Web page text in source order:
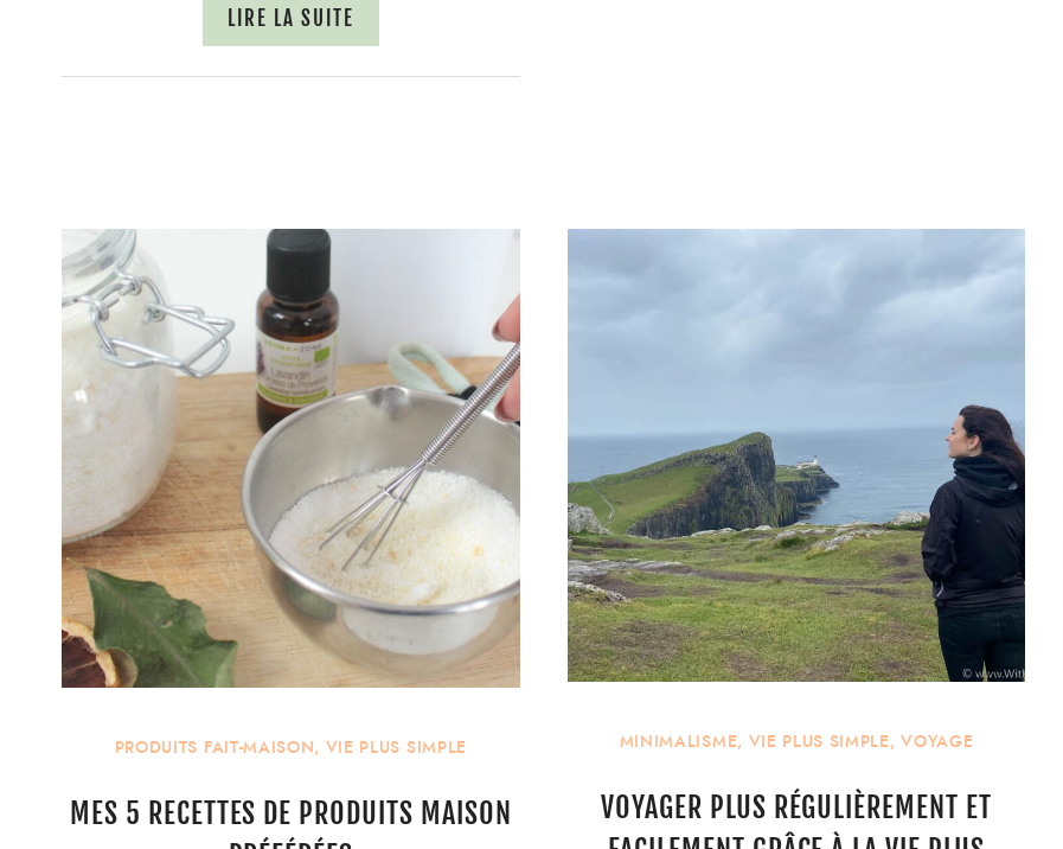
LIRE LA SUITE
PRODUITS FAIT-MAISON, VIE PLUS SIMPLE
MES 5 RECETTES DE PRODUITS MAISON
MINIMALISME, VIE PLUS SIMPLE,VOYAGE
VOYAGER PLUS RÉGULIÈREMENT ET